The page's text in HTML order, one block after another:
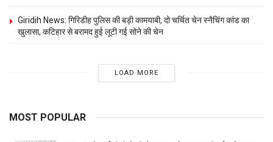
Giridih News: गिरिडीह पुलिस की बड़ी कामयाबी, दो चर्चित चेन स्नैचिंग कांड का
खुलासा, कटिहार से बरामद हुई लूटी गई सोने की चेन
LOAD MORE
MOST POPULAR